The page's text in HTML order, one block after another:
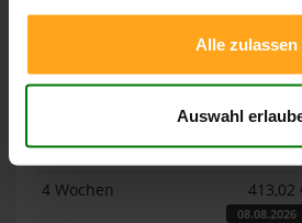
Alle zulassen
Auswahl
Zeitraum erreicht
Lose
Zeitraum
4 Wochen
413,02
08.08.2026